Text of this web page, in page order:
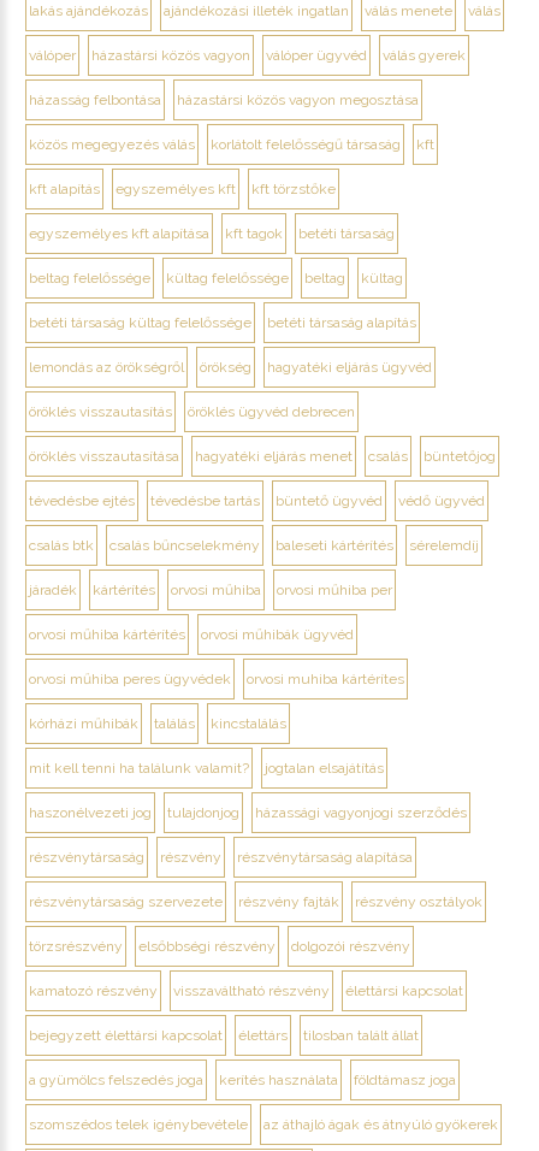
lakás ajándékozás ajándékozási illeték ingatlan válás menete válás
válóper házastársi közös vagyon válóper ügyvéd válás gyerek
házasság felbontása házastársi közös vagyon megosztása
közös megegyezés válás korlátolt felelősségű társaság kft
kft alapítás egyszemélyes kft kft törzstőke
egyszemélyes kft alapítása kft tagok betéti társaság
beltag felelőssége kültag felelőssége beltag kültag
betéti társaság kültag felelőssége betéti társaság alapítás
lemondás az örökségről örökség hagyatéki eljárás ügyvéd
öröklés visszautasítás öröklés ügyvéd debrecen
öröklés visszautasítása hagyatéki eljárás menet csalás büntetőjog
tévedésbe ejtés tévedésbe tartás büntető ügyvéd védő ügyvéd
csalás btk csalás bűncselekmény baleseti kártérítés sérelemdíj
járadék kártérítés orvosi műhiba orvosi műhiba per
orvosi műhiba kártérítés orvosi műhibák ügyvéd
orvosi műhiba peres ügyvédek orvosi muhiba kártérítes
kórházi műhibák találás kincstalálás
mit kell tenni ha találunk valamit? jogtalan elsajátítás
haszonélvezeti jog tulajdonjog házassági vagyonjogi szerződés
részvénytársaság részvény részvénytársaság alapítása
részvénytársaság szervezete részvény fajták részvény osztályok
törzsrészvény elsőbbségi részvény dolgozói részvény
kamatozó részvény visszaváltható részvény élettársi kapcsolat
bejegyzett élettársi kapcsolat élettárs tilosban talált állat
a gyümölcs felszedés joga kerítés használata földtámasz joga
szomszédos telek igénybevétele az áthajló ágak és átnyúló gyökerek